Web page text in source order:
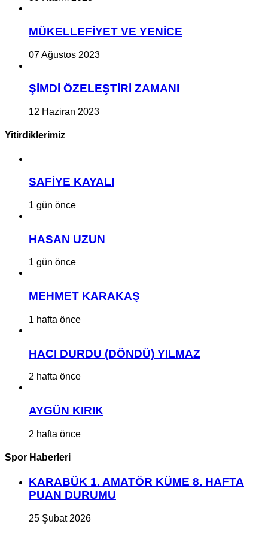
MÜKELLEFİYET VE YENİCE
07 Ağustos 2023
ŞİMDİ ÖZELEŞTİRİ ZAMANI
12 Haziran 2023
Yitirdiklerimiz
SAFİYE KAYALI
1 gün önce
HASAN UZUN
1 gün önce
MEHMET KARAKAŞ
1 hafta önce
HACI DURDU (DÖNDÜ) YILMAZ
2 hafta önce
AYGÜN KIRIK
2 hafta önce
Spor Haberleri
KARABÜK 1. AMATÖR KÜME 8. HAFTA
PUAN DURUMU
25 Şubat 2026